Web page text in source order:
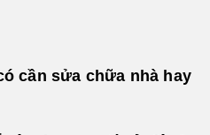
cần sửa chữa nhà hay